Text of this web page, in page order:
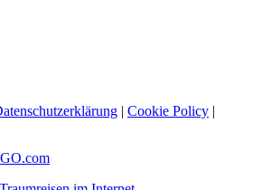
| Cookie Policy |